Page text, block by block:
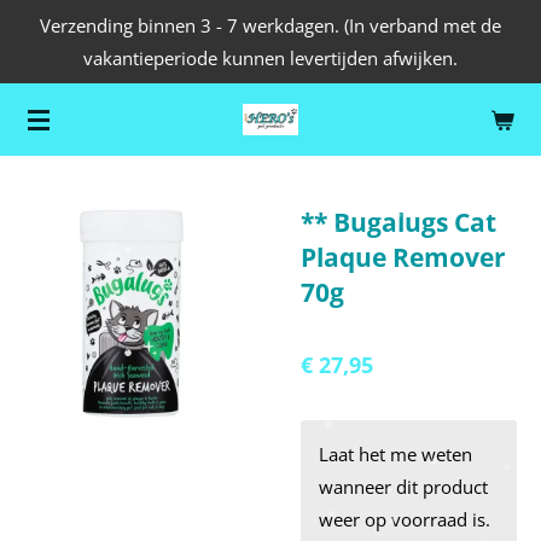
de
hoofdinhoud
Verzending binnen 3 - 7 werkdagen. (In verband met de
vakantieperiode kunnen levertijden afwijken.
** Bugalugs Cat
Plaque Remover
70g
€ 27,95
Laat het me weten
wanneer dit product
weer op voorraad is.